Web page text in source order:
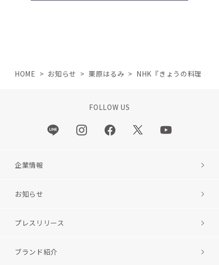
HOME > お知らせ > 栗原はるみ > NHK『きょうの料理 栗
FOLLOW US
企業情報
お知らせ
プレスリリース
ブランド紹介